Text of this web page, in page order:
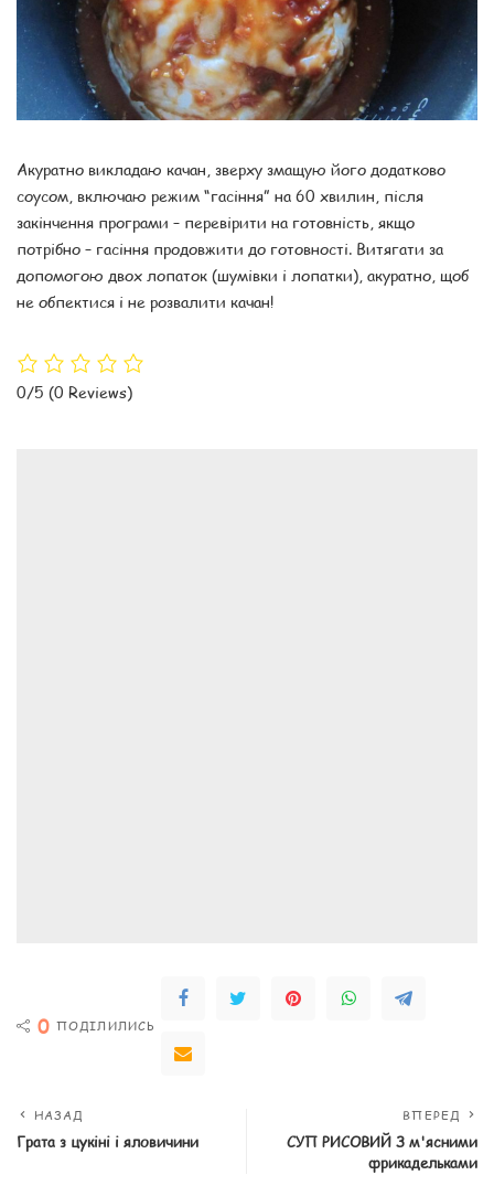
Акуратно викладаю качан, зверху змащую його додатково
соусом, включаю режим “гасіння” на 60 хвилин, після
закінчення програми – перевірити на готовність, якщо
потрібно – гасіння продовжити до готовності. Витягати за
допомогою двох лопаток (шумівки і лопатки), акуратно, щоб
не обпектися і не розвалити качан!
0/5 (0 Reviews)
0 ПОДІЛИЛИСЬ
НАЗАД
Грата з цукіні і яловичини
ВПЕРЕД
СУП РИСОВИЙ З м'ясними
фрикадельками